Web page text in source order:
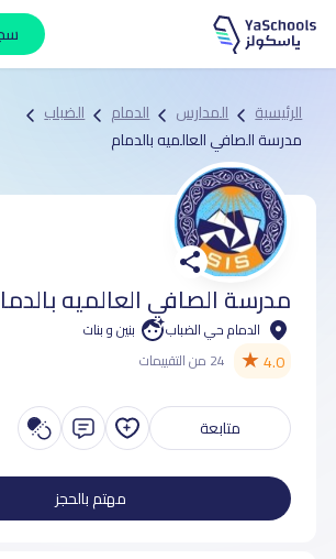
الرئيسية المدارس الدمام
الضباب
مدرسة الصافي العالميه بالدمام
مدرسة الصافي العالميه
الدمام حي الضباب بنين و بنات
4.0
★ 24 من التقييمات
متابعة
مهتم بالحجز